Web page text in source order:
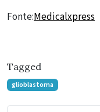
Fonte:Medicalxpress
Tagged
glioblastoma